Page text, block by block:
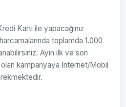
Kartı ile yapacağınız
toplamda 1.000
Ayın ilk ve son
kampanyaya İnternet/Mobil